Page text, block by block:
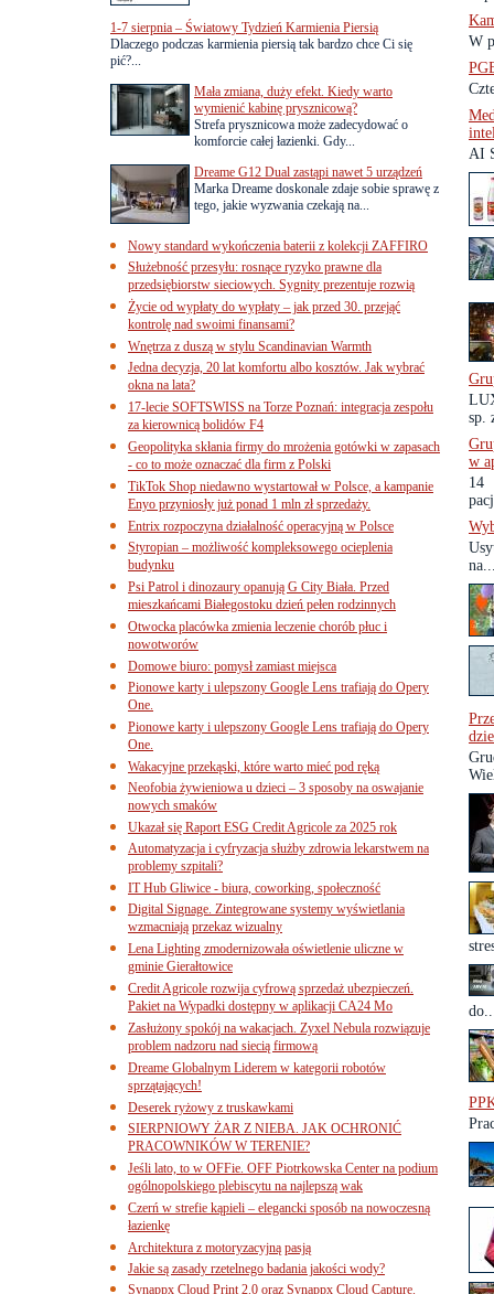
W
AI
sp.
w
14
1-7 sierpnia – Światowy Tydzień Karmienia Piersią
Dlaczego podczas karmienia piersią tak bardzo chce Ci się
pić?...
Mała zmiana, duży efekt. Kiedy warto
wymienić kabinę prysznicową?
Strefa prysznicowa może zadecydować o
komforcie całej łazienki. Gdy...
Dreame G12 Dual zastąpi nawet 5 urządzeń
Marka Dreame doskonale zdaje sobie sprawę z
tego, jakie wyzwania czekają na...
Nowy standard wykończenia baterii z kolekcji ZAFFIRO
Służebność przesyłu: rosnące ryzyko prawne dla
przedsiębiorstw sieciowych. Sygnity prezentuje rozwią
Życie od wypłaty do wypłaty – jak przed 30. przejąć
kontrolę nad swoimi finansami?
Wnętrza z duszą w stylu Scandinavian Warmth
Jedna decyzja, 20 lat komfortu albo kosztów. Jak wybrać
okna na lata?
17-lecie SOFTSWISS na Torze Poznań: integracja zespołu
za kierownicą bolidów F4
Geopolityka skłania firmy do mrożenia gotówki w zapasach
- co to może oznaczać dla firm z Polski
TikTok Shop niedawno wystartował w Polsce, a kampanie
Enyo przyniosły już ponad 1 mln zł sprzedaży.
Entrix rozpoczyna działalność operacyjną w Polsce
Styropian – możliwość kompleksowego ocieplenia
budynku
Psi Patrol i dinozaury opanują G City Biała. Przed
mieszkańcami Białegostoku dzień pełen rodzinnych
Otwocka placówka zmienia leczenie chorób płuc i
nowotworów
Domowe biuro: pomysł zamiast miejsca
Pionowe karty i ulepszony Google Lens trafiają do Opery
One.
Pionowe karty i ulepszony Google Lens trafiają do Opery
One.
Wakacyjne przekąski, które warto mieć pod ręką
Neofobia żywieniowa u dzieci – 3 sposoby na oswajanie
nowych smaków
Ukazał się Raport ESG Credit Agricole za 2025 rok
Automatyzacja i cyfryzacja służby zdrowia lekarstwem na
problemy szpitali?
IT Hub Gliwice - biura, coworking, społeczność
Digital Signage. Zintegrowane systemy wyświetlania
wzmacniają przekaz wizualny
Lena Lighting zmodernizowała oświetlenie uliczne w
gminie Gierałtowice
Credit Agricole rozwija cyfrową sprzedaż ubezpieczeń.
Pakiet na Wypadki dostępny w aplikacji CA24 Mo
Zasłużony spokój na wakacjach. Zyxel Nebula rozwiązuje
problem nadzoru nad siecią firmową
Dreame Globalnym Liderem w kategorii robotów
sprzątających!
Deserek ryżowy z truskawkami
SIERPNIOWY ŻAR Z NIEBA. JAK OCHRONIĆ
PRACOWNIKÓW W TERENIE?
Jeśli lato, to w OFFie. OFF Piotrkowska Center na podium
ogólnopolskiego plebiscytu na najlepszą wak
Czerń w strefie kąpieli – elegancki sposób na nowoczesną
łazienkę
Architektura z motoryzacyjną pasją
Jakie są zasady rzetelnego badania jakości wody?
Synappx Cloud Print 2.0 oraz Synappx Cloud Capture.